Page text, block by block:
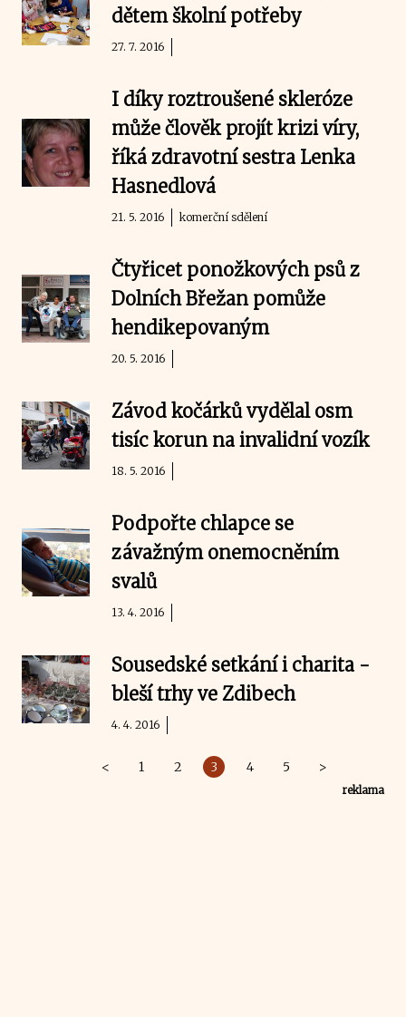
dětem školní potřeby
27. 7. 2016
I díky roztroušené skleróze
může člověk projít krizi víry,
říká zdravotní sestra Lenka
Hasnedlová
21. 5. 2016 komerční sdělení
Čtyřicet ponožkových psů z
Dolních Břežan pomůže
hendikepovaným
20. 5. 2016
Závod kočárků vydělal osm
tisíc korun na invalidní vozík
18. 5. 2016
Podpořte chlapce se
závažným onemocněním
svalů
13. 4. 2016
Sousedské setkání i charita -
bleší trhy ve Zdibech
4. 4. 2016
< 1 2 3 4 5 >
reklama